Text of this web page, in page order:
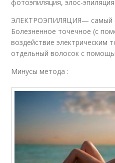
фотоэпиляция, элос-
ЭЛЕКТРОЭПИЛЯЦИЯ— самый
Болезненное точечное (с
воздействие электрическим
отдельный волосок с
Минусы метода :